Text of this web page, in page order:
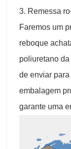
3. Remessa
Faremos um
reboque
poliuretano
de enviar
embalagem
garante uma